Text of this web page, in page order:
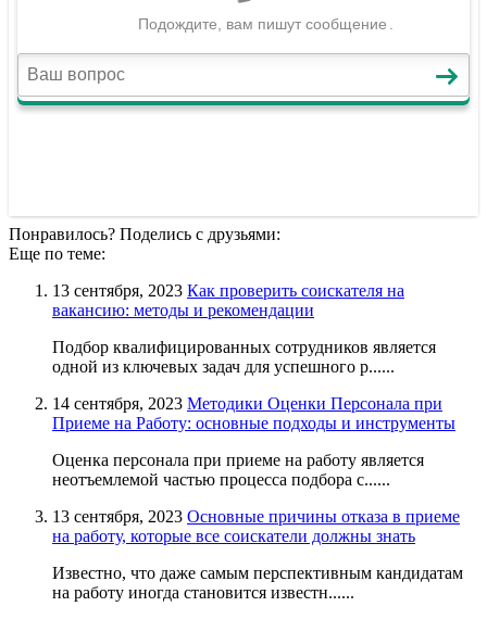
Понравилось? Поделись с друзьями:
Еще по теме:
13 сентября, 2023 Как проверить соискателя на
вакансию: методы и рекомендации
Подбор квалифицированных сотрудников является
одной из ключевых задач для успешного р......
14 сентября, 2023 Методики Оценки Персонала при
Приеме на Работу: основные подходы и инструменты
Оценка персонала при приеме на работу является
неотъемлемой частью процесса подбора с......
13 сентября, 2023 Основные причины отказа в приеме
на работу, которые все соискатели должны знать
Известно, что даже самым перспективным кандидатам
на работу иногда становится известн......